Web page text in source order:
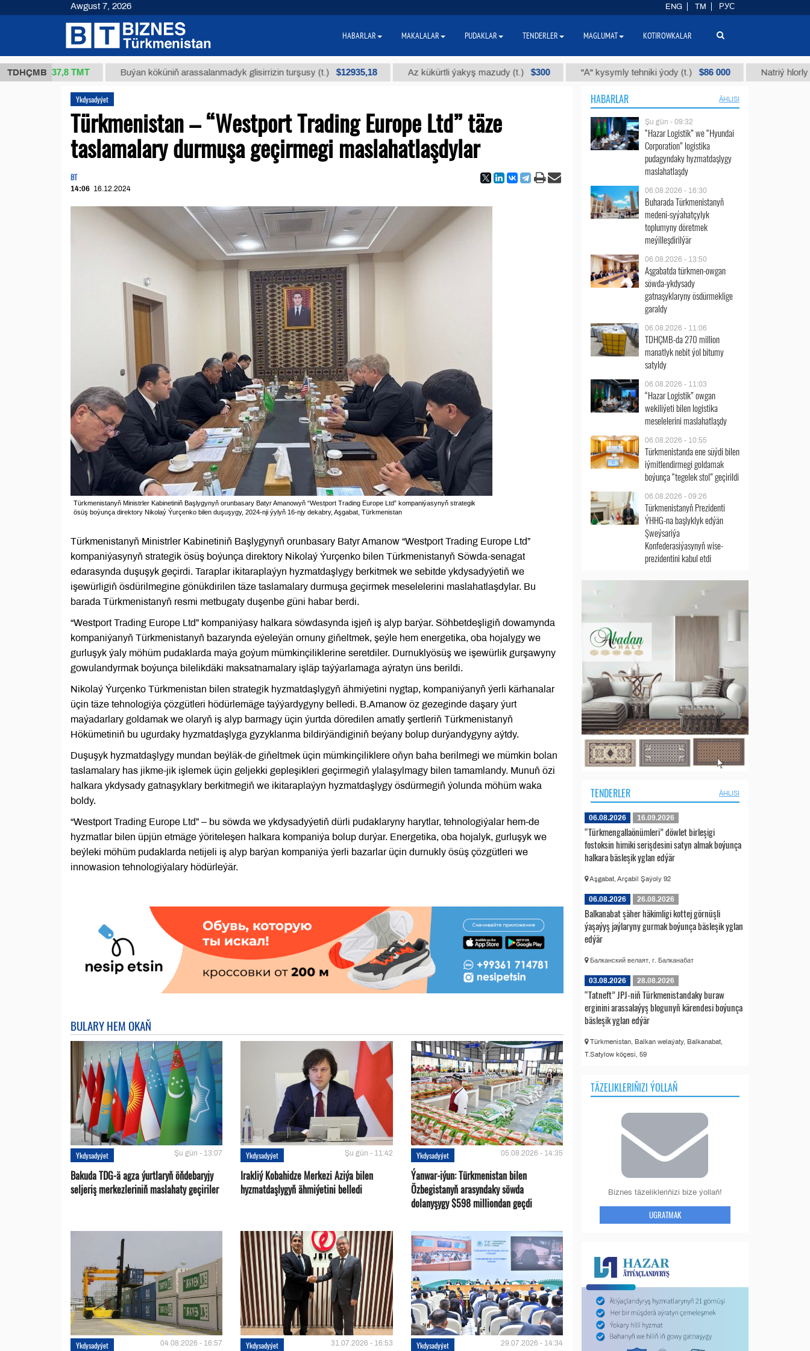
TDHÇMB
37,8 ТМТ Buýan köküniň arassalanmadyk glisirrizin turşusy (t.) $12935,18 Az kükürtli ýakyş mazudy (t.) $300 "А" kysymly tehniki ýody (t.) $86 000 Natriý hlorly (nahar
Ykdysadyýet
Türkmenistan – “Westport Trading Europe Ltd” täze
taslamalary durmuşa geçirmegi maslahatlaşdylar
BT
14:06 16.12.2024
Türkmenistanyň Ministrler Kabinetiniň Başlygynyň orunbasary Batyr Amanowyň “Westport Trading Europe Ltd” kompaniýasynyň strategik
ösüş boýunça direktory Nikolaý Ýurçenko bilen duşuşygy, 2024-nji ýylyň 16-njy dekabry, Aşgabat, Türkmenistan
Türkmenistanyň Ministrler Kabinetiniň Başlygynyň orunbasary Batyr Amanow “Westport Trading Europe Ltd”
kompaniýasynyň strategik ösüş boýunça direktory Nikolaý Ýurçenko bilen Türkmenistanyň Söwda-senagat
edarasynda duşuşyk geçirdi. Taraplar ikitaraplaýyn hyzmatdaşlygy berkitmek we sebitde ykdysadyýetiň we
işewürligiň ösdürilmegine gönükdirilen täze taslamalary durmuşa geçirmek meselelerini maslahatlaşdylar. Bu
barada Türkmenistanyň resmi metbugaty duşenbe güni habar berdi.
“Westport Trading Europe Ltd” kompaniýasy halkara söwdasynda işjeň iş alyp barýar. Söhbetdeşligiň dowamynda
kompaniýanyň Türkmenistanyň bazarynda eýeleýän ornuny giňeltmek, şeýle hem energetika, oba hojalygy we
gurluşyk ýaly möhüm pudaklarda maýa goýum mümkinçiliklerine seretdiler. Durnuklyösüş we işewürlik gurşawyny
gowulandyrmak boýunça bilelikdäki maksatnamalary işläp taýýarlamaga aýratyn üns berildi.
Nikolaý Ýurçenko Türkmenistan bilen strategik hyzmatdaşlygyň ähmiýetini nygtap, kompaniýanyň ýerli kärhanalar
üçin täze tehnologiýa çözgütleri hödürlemäge taýýardygyny belledi. B.Amanow öz gezeginde daşary ýurt
maýadarlary goldamak we olaryň iş alyp barmagy üçin ýurtda döredilen amatly şertleriň Türkmenistanyň
Hökümetiniň bu ugurdaky hyzmatdaşlyga gyzyklanma bildirýändiginiň beýany bolup durýandygyny aýtdy.
Duşuşyk hyzmatdaşlygy mundan beýläk-de giňeltmek üçin mümkinçiliklere oňyn baha berilmegi we mümkin bolan
taslamalary has jikme-jik işlemek üçin geljekki gepleşikleri geçirmegiň ylalaşylmagy bilen tamamlandy. Munuň özi
halkara ykdysady gatnaşyklary berkitmegiň we ikitaraplaýyn hyzmatdaşlygy ösdürmegiň ýolunda möhüm waka
boldy.
“Westport Trading Europe Ltd” – bu söwda we ykdysadyýetiň dürli pudaklaryny harytlar, tehnologiýalar hem-de
hyzmatlar bilen üpjün etmäge ýöriteleşen halkara kompaniýa bolup durýar. Energetika, oba hojalyk, gurluşyk we
beýleki möhüm pudaklarda netijeli iş alyp barýan kompaniýa ýerli bazarlar üçin durnukly ösüş çözgütleri we
innowasion tehnologiýalary hödürleýär.
BULARY HEM OKAŇ
Ykdysadyýet Şu gün - 13:07
Bakuda TDG-ä agza ýurtlaryň öňdebaryjy
seljeriş merkezleriniň maslahaty geçiriler
Ykdysadyýet Şu gün - 11:42
Irakliý Kobahidze Merkezi Aziýa bilen
hyzmatdaşlygyň ähmiýetini belledi
Ykdysadyýet 05.08.2026 - 14:35
Ýanwar-iýun: Türkmenistan bilen
Özbegistanyň arasyndaky söwda
dolanyşygy $598 milliondan geçdi
Ykdysadyýet 04.08.2026 - 16:57 Ykdysadyýet 31.07.2026 - 16:53 Ykdysadyýet 29.07.2026 - 14:34
HABARLAR ÄHLISI
Şu gün - 09:32
“Hazar Logistik” we “Hyundai
Corporation” logistika
pudagyndaky hyzmatdaşlygy
maslahatlaşdy
06.08.2026 - 16:30
Buharada Türkmenistanyň
medeni-syýahatçylyk
toplumyny döretmek
meýilleşdirilýär
06.08.2026 - 13:50
Aşgabatda türkmen-owgan
söwda-ykdysady
gatnaşyklaryny ösdürmeklige
garaldy
06.08.2026 - 11:06
TDHÇMB-da 270 million
manatlyk nebit ýol bitumy
satyldy
06.08.2026 - 11:03
“Hazar Logistik” owgan
wekiliýeti bilen logistika
meselelerini maslahatlaşdy
06.08.2026 - 10:55
Türkmenistanda ene süýdi bilen
iýmitlendirmegi goldamak
boýunça “tegelek stol” geçirildi
06.08.2026 - 09:26
Türkmenistanyň Prezidenti
ÝHHG-na başlyklyk edýän
Şweýsariýa
Konfederasiýasynyň wise-
prezidentini kabul etdi
TENDERLER ÄHLISI
06.08.2026 16.09.2026
“Türkmengallaönümleri” döwlet birleşigi
fostoksin himiki serişdesini satyn almak boýunça
halkara bäsleşik yglan edýär
Aşgabat, Arçabil Şaýoly 92
06.08.2026 26.08.2026
Balkanabat şäher häkimligi kottej görnüşli
ýaşaýyş jaýlaryny gurmak boýunça bäsleşik yglan
edýär
Балканский велаят, г. Балканабат
03.08.2026 28.08.2026
“Tatneft” JPJ-niň Türkmenistandaky buraw
erginini arassalaýyş blogunyň kärendesi boýunça
bäsleşik yglan edýär
Türkmenistan, Balkan welaýaty, Balkanabat,
T.Satylow köçesi, 59
TÄZELIKLERIŇIZI ÝOLLAŇ
Biznes täzelikleriňizi bize ýollaň!
UGRATMAK
Awgust 7, 2026 ENG TM РУС
HABARLAR MAKALALAR PUDAKLAR TENDERLER MAGLUMAT KOTIROWKALAR